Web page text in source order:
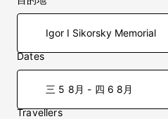
Dates
三 5 8月 - 四 6 8月
Travellers